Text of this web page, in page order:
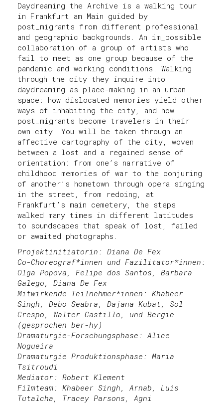
Daydreaming the Archive is a walking tour
in Frankfurt am Main guided by
post_migrants from different professional
and geographic backgrounds. An im_possible
collaboration of a group of artists who
fail to meet as one group because of the
pandemic and working conditions. Walking
through the city they inquire into
daydreaming as place-making in an urban
space: how dislocated memories yield other
ways of inhabiting the city, and how
post_migrants become travelers in their
own city. You will be taken through an
affective cartography of the city, woven
between a lost and a regained sense of
orientation: from one’s narrative of
childhood memories of war to the conjuring
of another’s hometown through opera singing
in the street, from redoing, at
Frankfurt’s main cemetery, the steps
walked many times in different latitudes
to soundscapes that speak of lost, failed
or awaited photographs.
Projektinitiatorin: Diana De Fex
Co-Choreograf*innen und Fazilitator*innen:
Olga Popova, Felipe dos Santos, Barbara
Galego, Diana De Fex
Mitwirkende Teilnehmer*innen: Khabeer
Singh, Debo Seabra, Dajana Kubat, Sol
Crespo, Walter Castillo, und Bergie
(gesprochen ber-hy)
Dramaturgie-Forschungsphase: Alice
Nogueira
Dramaturgie Produktionsphase: Maria
Tsitroudi
Mediator: Robert Klement
Filmteam: Khabeer Singh, Arnab, Luis
Tutalcha, Tracey Parsons, Agni